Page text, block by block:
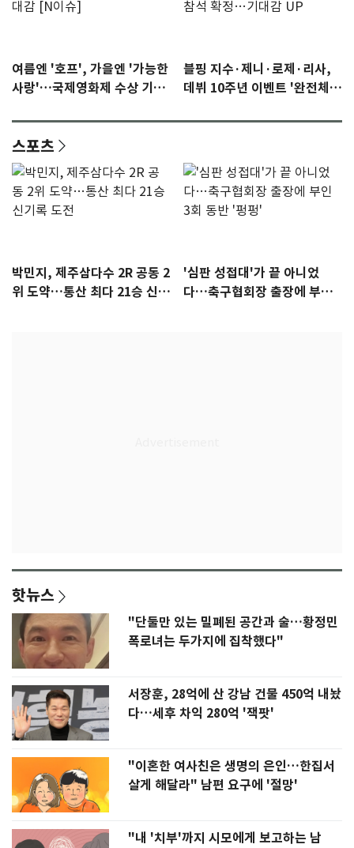
여름엔 '호프', 가을엔 '가능한
사랑'…국제영화제 수상 기대
블핑 지수·제니·로제·리사,
데뷔 10주년 이벤트 '완전체'
스포츠
박민지, 제주삼다수 2R 공동 2
위 도약…통산 최다 21승 신기
'심판 성접대'가 끝 아니었
다…축구협회장 출장에 부인
핫뉴스
"단둘만 있는 밀폐된 공간과 술…황정민
폭로녀는 두가지에 집착했다"
서장훈, 28억에 산 강남 건물 450억 내놨
다…세후 차익 280억 '잭팟'
"이혼한 여사친은 생명의 은인…한집서
살게 해달라" 남편 요구에 '절망'
"내 '치부'까지 시모에게 보고하는 남